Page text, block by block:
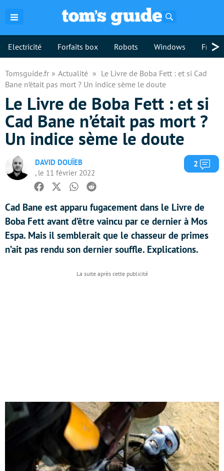
Electricité Forfaits box Robots Windows >
Tomsguide.fr Actualité
Le Livre de Boba Fett : et si Cad
Bane n’était pas mort ? Un indice sème le doute
Le Livre de Boba Fett : et si
Cad Bane n’était pas mort ?
Un indice sème le doute
DAVID DOUÏEB
, le 11 février 2022
2
Facebook
TwitterWhatsapp
Reddit
Cad Bane est apparu fugacement dans le Livre de
Boba Fett avant d’être vaincu par ce dernier à Mos
Espa. Mais il semblerait que le chasseur de primes
n’ait pas rendu son dernier souffle. Explications.